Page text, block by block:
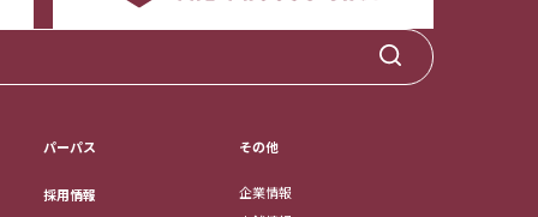
パーパス
採用情報
その他
企業情報